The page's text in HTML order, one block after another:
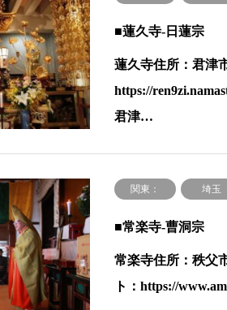
■蓮久寺-日蓮宗
蓮久寺住所：君津
https://
君津…
関東： 埼玉
■常楽寺-曹洞宗
常楽寺住所：秩父
ト：https://